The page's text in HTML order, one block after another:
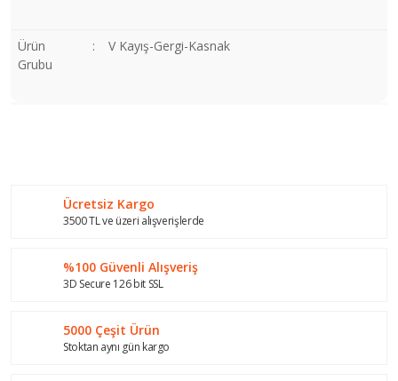
Ürün
Grubu
: V Kayış-Gergi-Kasnak
Ürün resmi kalitesiz, bozuk veya görüntülenemiyor.
Ürün bilgilerinde hatalar bulunuyor.
Bu ürüne benzer farklı alternatifler olmalı.
Ücretsiz Kargo
3500 TL ve üzeri alışverişlerde
%100 Güvenli Alışveriş
3D Secure 126 bit SSL
5000 Çeşit Ürün
Stoktan aynı gün kargo